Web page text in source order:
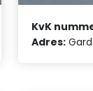
KvK
Adres: